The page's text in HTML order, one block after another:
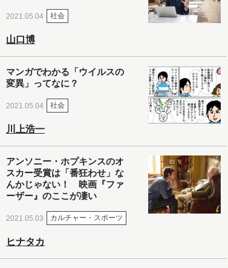
2021.05.04 社会
山口博
マンガでわかる「ウイルスの
変異」ってなに？
2021.05.04 社会
川上浩一
アンソニー・ホプキンスのオ
スカー受賞は「番狂わせ」な
んかじゃない！ 映画『ファ
ーザー』のここが凄い
2021.05.03 カルチャー・スポーツ
ヒナタカ